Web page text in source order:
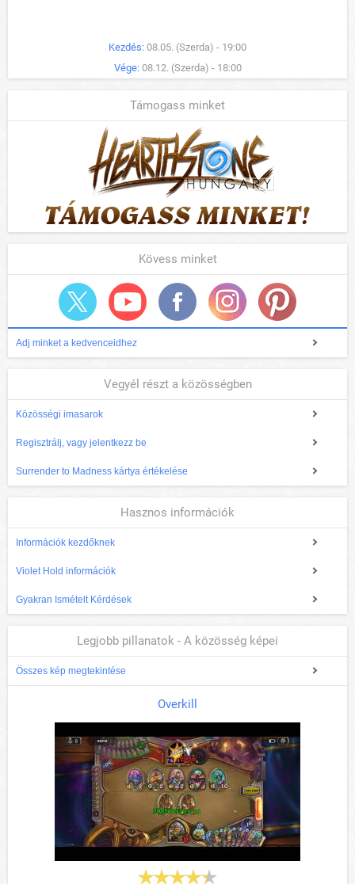
Kezdés: 08.05. (Szerda) - 19:00
Vége: 08.12. (Szerda) - 18:00
Támogass minket
Kövess minket
Adj minket a kedvenceidhez
Vegyél részt a közösségben
Közösségi imasarok
Regisztrálj, vagy jelentkezz be
Surrender to Madness kártya értékelése
Hasznos információk
Információk kezdőknek
Violet Hold információk
Gyakran Ismételt Kérdések
Legjobb pillanatok - A közösség képei
Összes kép megtekintése
Overkill